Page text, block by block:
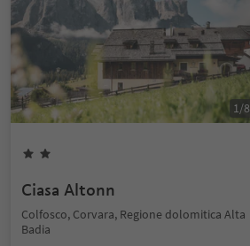
1/8
Ciasa Altonn
Colfosco, Corvara, Regione dolomitica Alta
Badia